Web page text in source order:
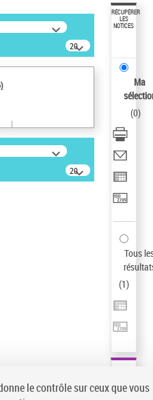
20
résultats/page
20
résultats/page
RÉCUPÉRER
LES
NOTICES
Ma
(0)
Tous
(1)
le contrôle sur ceux que vous